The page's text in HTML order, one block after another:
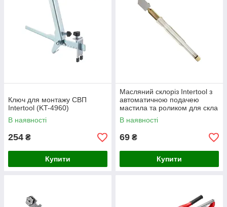
Ключ для монтажу СВП
Intertool (KT-4960)
В наявності
254 ₴
Купити
Масляний склоріз Intertool з
автоматичною подачею
мастила та роликом для скла
до 20 мм
В наявності
69 ₴
Купити